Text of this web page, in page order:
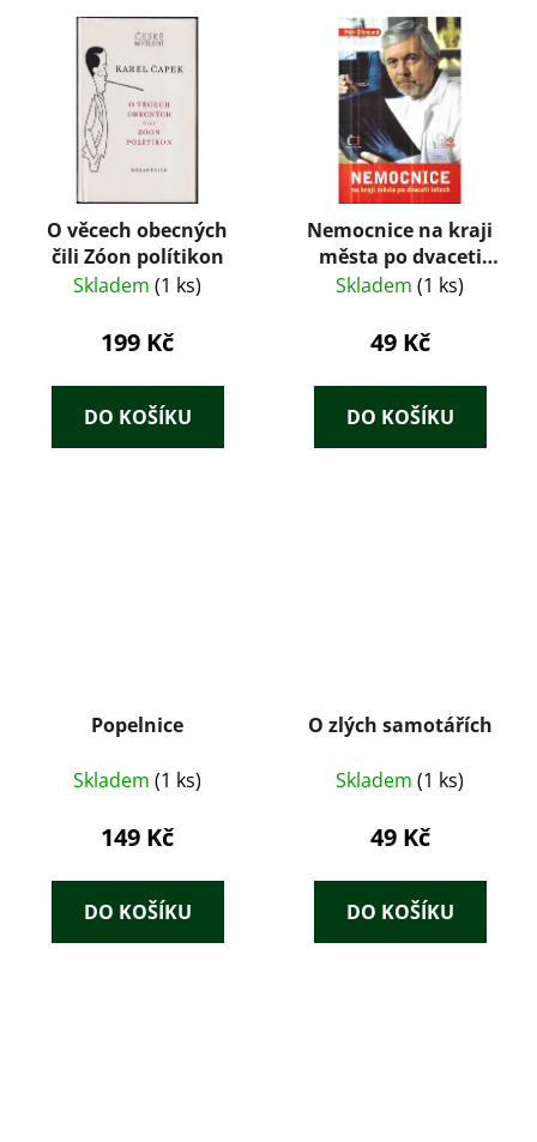
O věcech obecných
čili Zóon polítikon
Skladem (1 ks)
199 Kč
DO KOŠÍKU
Nemocnice na kraji
města po dvaceti
letech : televizní
stejnojmenného
Skladem (1 ks)
49 Kč
DO KOŠÍKU
Popelnice
Skladem (1 ks)
149 Kč
DO KOŠÍKU
O zlých samotářích
Skladem (1 ks)
49 Kč
DO KOŠÍKU